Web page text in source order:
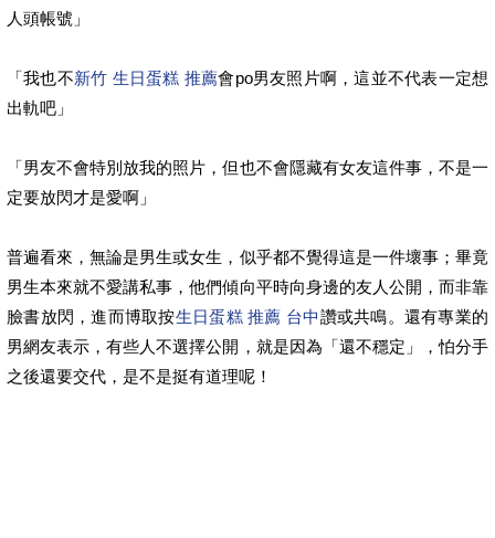
人頭帳號」
「我也不新竹 生日蛋糕 推薦會po男友照片啊，這並不代表一定想
出軌吧」
「男友不會特別放我的照片，但也不會隱藏有女友這件事，不是一
定要放閃才是愛啊」
普遍看來，無論是男生或女生，似乎都不覺得這是一件壞事；畢竟
男生本來就不愛講私事，他們傾向平時向身邊的友人公開，而非靠
臉書放閃，進而博取按生日蛋糕 推薦 台中讚或共鳴。還有專業的
男網友表示，有些人不選擇公開，就是因為「還不穩定」，怕分手
之後還要交代，是不是挺有道理呢！